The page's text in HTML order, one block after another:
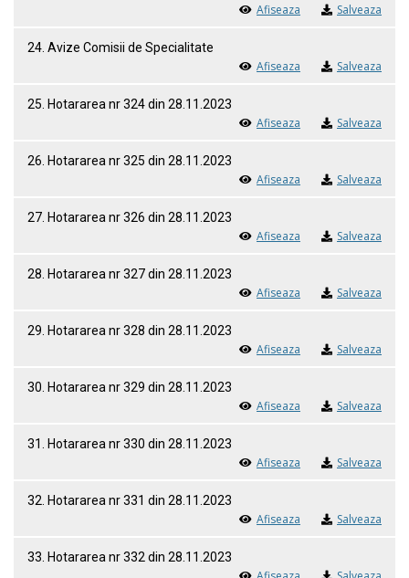
Afiseaza Salveaza
24. Avize Comisii de Specialitate
Afiseaza Salveaza
25. Hotararea nr 324 din 28.11.2023
Afiseaza Salveaza
26. Hotararea nr 325 din 28.11.2023
Afiseaza Salveaza
27. Hotararea nr 326 din 28.11.2023
Afiseaza Salveaza
28. Hotararea nr 327 din 28.11.2023
Afiseaza Salveaza
29. Hotararea nr 328 din 28.11.2023
Afiseaza Salveaza
30. Hotararea nr 329 din 28.11.2023
Afiseaza Salveaza
31. Hotararea nr 330 din 28.11.2023
Afiseaza Salveaza
32. Hotararea nr 331 din 28.11.2023
Afiseaza Salveaza
33. Hotararea nr 332 din 28.11.2023